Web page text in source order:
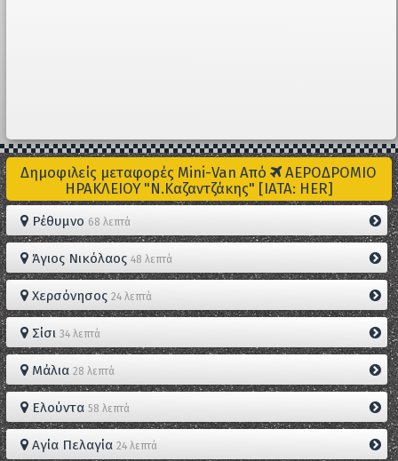
Δημοφιλείς μεταφορές Mini-Van Από
ΑΕΡΟΔΡΟΜΙΟ
ΗΡΑΚΛΕΙΟΥ "Ν.Καζαντζάκης" [IATA: HER]
Ρέθυμνο 68 λεπτά
Άγιος Νικόλαος 48 λεπτά
Χερσόνησος 24 λεπτά
Σίσι 34 λεπτά
Μάλια 28 λεπτά
Ελούντα 58 λεπτά
Αγία Πελαγία 24 λεπτά